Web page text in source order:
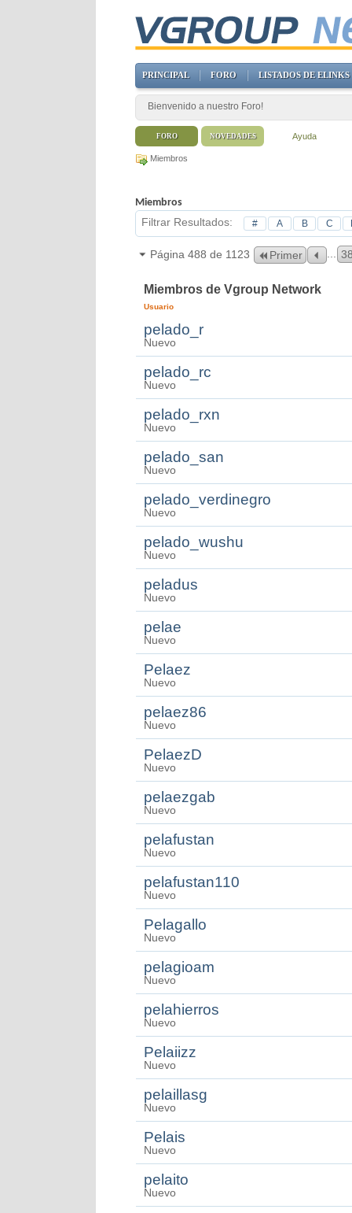
Miembros
Miembros
Filtrar Resultados # A B C
Página 488 de 1123 Primer
Miembros de Vgroup Network
Usuario
pelado_r
Nuevo
pelado_rc
Nuevo
pelado_rxn
Nuevo
pelado_san
Nuevo
pelado_verdinegro
Nuevo
pelado_wushu
Nuevo
peladus
Nuevo
pelae
Nuevo
Pelaez
Nuevo
pelaez86
Nuevo
PelaezD
Nuevo
pelaezgab
Nuevo
pelafustan
Nuevo
pelafustan110
Nuevo
Pelagallo
Nuevo
pelagioam
Nuevo
pelahierros
Nuevo
Pelaiizz
Nuevo
pelaillasg
Nuevo
Pelais
Nuevo
pelaito
Nuevo
PRINCIPAL FORO LISTADOS DE ELINKS
Bienvenido a nuestro Foro!
FORO Ayuda
NOVEDADES